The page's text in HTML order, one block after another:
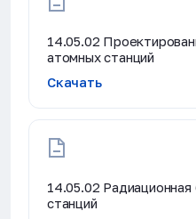
14.05.02
атомных станций
Скачать
14.05.02
станций